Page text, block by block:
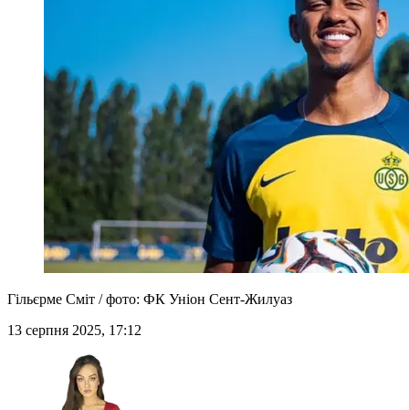
Гільєрме Сміт / фото: ФК Уніон Сент-Жилуаз
13 серпня 2025, 17:12